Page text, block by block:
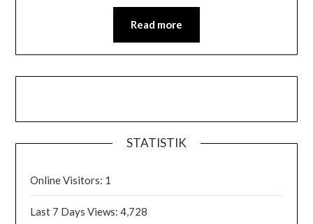
Read more
STATISTIK
Online Visitors: 1
Last 7 Days Views:4,728